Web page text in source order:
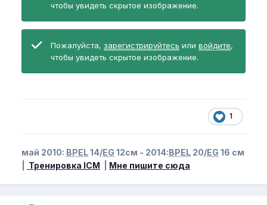
чтобы увидеть скрытое изображение.
Пожалуйста, зарегистрируйтесь или войдите,
чтобы увидеть скрытое изображение.
1
май 2010: BPEL14/EG 12см - 2014:BPEL 20/EG 16 см
Тренировка ICM Мне пишите сюда